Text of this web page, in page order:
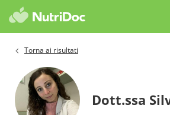
Torna ai risultati
Dott.ssa